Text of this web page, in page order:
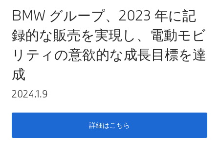
BMW グループ、2023 年に記
録的な販売を実現し、電動モビ
リティの意欲的な成長目標を達
成
2024.1.9
詳細はこちら